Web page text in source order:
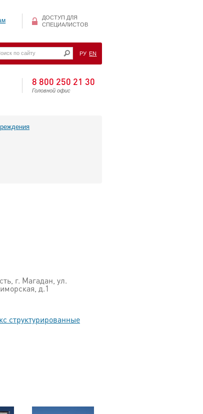
ДОСТУП ДЛЯ
СПЕЦИАЛИСТОВ
РУ EN
8 800 250 21 30
Головной офис
г. Магадан, ул.
д.1
структурированные